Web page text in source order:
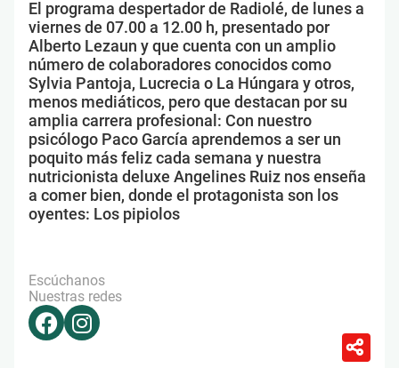
El programa despertador de Radiolé, de lunes a
viernes de 07.00 a 12.00 h, presentado por
Alberto Lezaun y que cuenta con un amplio
número de colaboradores conocidos como
Sylvia Pantoja, Lucrecia o La Húngara y otros,
menos mediáticos, pero que destacan por su
amplia carrera profesional: Con nuestro
psicólogo Paco García aprendemos a ser un
poquito más feliz cada semana y nuestra
nutricionista deluxe Angelines Ruiz nos enseña
a comer bien, donde el protagonista son los
oyentes: Los pipiolos
Escúchanos
Nuestras redes